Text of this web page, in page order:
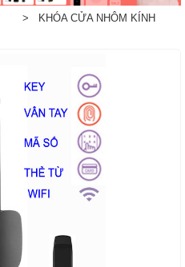
> KHÓA CỬA NHÔM KÍNH